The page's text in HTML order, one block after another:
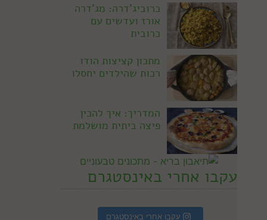
כרוביג'דרה: מג'דרה
אורז ועדשים עם
כרובית
מתכון קציצות הודו
רכות שהילדים יחסלו
המדריך: איך להכין
פיצה ביתית מושלמת
עקבו אחרי באינסטגרם
עקבו אחרי באינסטגרם